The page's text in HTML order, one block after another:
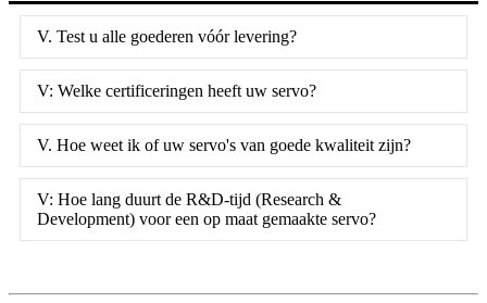
V. Test u alle goederen vóór levering?
V: Welke certificeringen heeft uw servo?
V. Hoe weet ik of uw servo's van goede kwaliteit zijn?
V: Hoe lang duurt de R&D-tijd (Research &
Development) voor een op maat gemaakte servo?